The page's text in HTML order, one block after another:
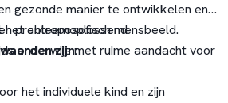
gezonde manier te ontwikkelen en
probleemoplossend
zijn:
het antroposofisch mensbeeld.
onderwijs met ruime aandacht voor
het individuele kind en zijn